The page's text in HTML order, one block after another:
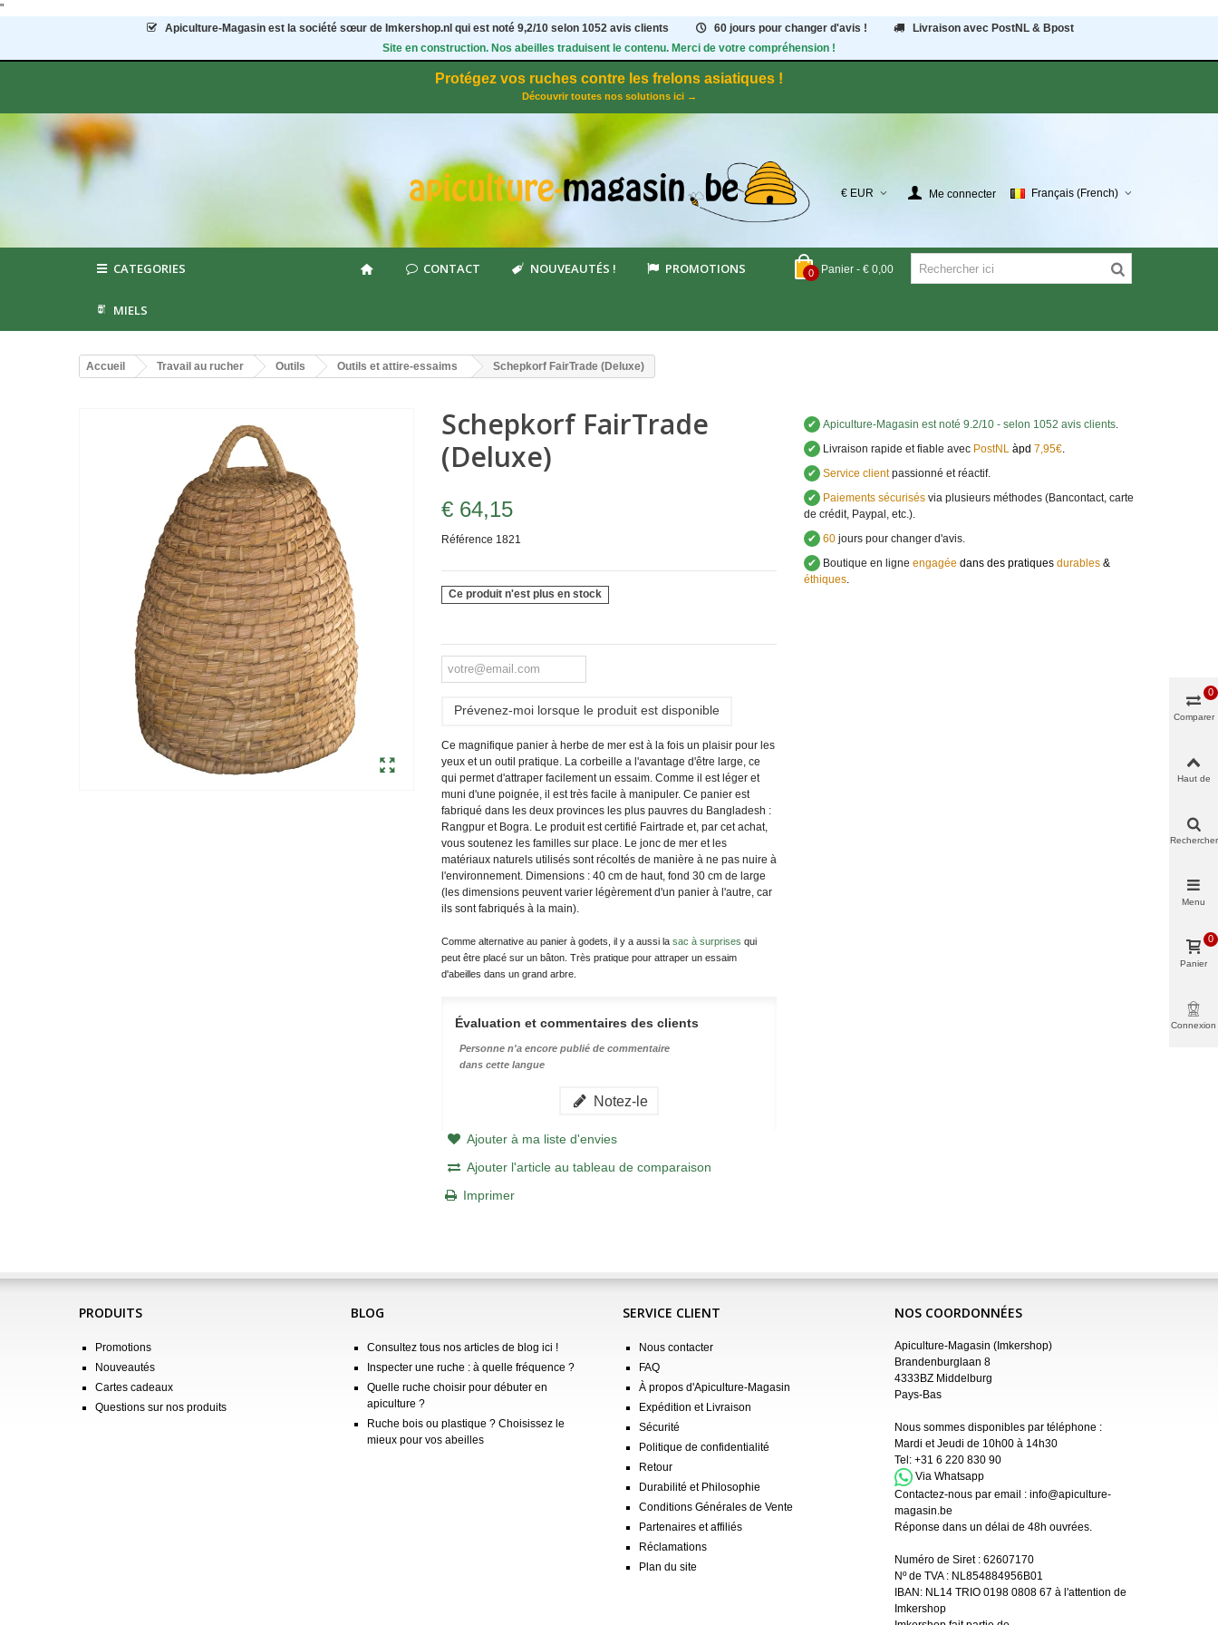
"
Apiculture-Magasin est la société sœur de Imkershop.nl qui est noté 9,2/10 selon 1052avis clients 60 jours pour changer d'avis !
Livraison avec PostNL & Bpost
Site en construction. Nos abeilles traduisent le contenu. Merci de votre compréhension !
Protégez vos ruches contre les frelons asiatiques !
Découvrir toutes nos solutions ici →
€ EUR Me connecter Français (French)
0 Panier - € 0,00
CATEGORIES CONTACT NOUVEAUTÉS ! PROMOTIONS
MIELS
Accueil Travail au rucher Outils Outils et attire-essaims Schepkorf FairTrade (Deluxe)
Schepkorf FairTrade
(Deluxe)
€ 64,15
Référence 1821
Ce produit n'est plus en stock
Prévenez-moi lorsque le produit est disponible
Ce magnifique panier à herbe de mer est à la fois un plaisir pour les
yeux et un outil pratique. La corbeille a l'avantage d'être large, ce
qui permet d'attraper facilement un essaim. Comme il est léger et
muni d'une poignée, il est très facile à manipuler. Ce panier est
fabriqué dans les deux provinces les plus pauvres du Bangladesh :
Rangpur et Bogra. Le produit est certifié Fairtrade et, par cet achat,
vous soutenez les familles sur place. Le jonc de mer et les
matériaux naturels utilisés sont récoltés de manière à ne pas nuire à
l'environnement. Dimensions : 40 cm de haut, fond 30 cm de large
(les dimensions peuvent varier légèrement d'un panier à l'autre, car
ils sont fabriqués à la main).
Comme alternative au panier à godets, il y a aussi la sac à surprises qui
peut être placé sur un bâton. Très pratique pour attraper un essaim
d'abeilles dans un grand arbre.
Évaluation et commentaires des clients
Personne n'a encore publié de commentaire
dans cette langue
Notez-le
Ajouter à ma liste d'envies
Ajouter l'article au tableau de comparaison
Imprimer
✔ Apiculture-Magasin est noté 9.2/10 - selon 1052 avis clients.
✔ Livraison rapide et fiable avecPostNL àpd 7,95€.
✔ Service clientpassionné et réactif.
✔ Paiements sécurisésvia plusieurs méthodes (Bancontact, carte
de crédit, Paypal, etc.).
✔ 60jours pour changer d'avis.
✔ Boutique en ligne engagée dans des pratiques durables&
éthiques.
PRODUITS
Promotions
Nouveautés
Cartes cadeaux
Questions sur nos produits
BLOG
Consultez tous nos articles de blog ici !
Inspecter une ruche : à quelle fréquence ?
Quelle ruche choisir pour débuter en
apiculture ?
Ruche bois ou plastique ? Choisissez le
mieux pour vos abeilles
SERVICE CLIENT
Nous contacter
FAQ
À propos d'Apiculture-Magasin
Expédition et Livraison
Sécurité
Politique de confidentialité
Retour
Durabilité et Philosophie
Conditions Générales de Vente
Partenaires et affiliés
Réclamations
Plan du site
NOS COORDONNÉES
Apiculture-Magasin (Imkershop)
Brandenburglaan 8
4333BZ Middelburg
Pays-Bas
Nous sommes disponibles par téléphone :
Mardi et Jeudi de 10h00 à 14h30
Tel: +31 6 220 830 90
Via Whatsapp
Contactez-nous par email : info@apiculture-
magasin.be
Réponse dans un délai de 48h ouvrées.
Numéro de Siret : 62607170
Nº de TVA : NL854884956B01
IBAN: NL14 TRIO 0198 0808 67 à l'attention de
Imkershop
Comparer
0
Haut de
Rechercher
Menu
Panier
0
Connexion